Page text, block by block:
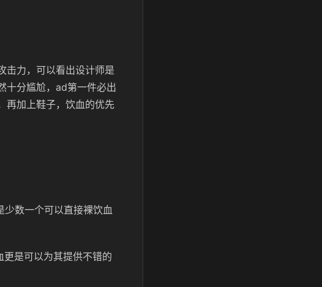
击力，可以看出设计师是
十分尴尬，ad第一件必出
再加上鞋子，饮血的优先
数一个可以直接裸饮血
是可以为其提供不错的